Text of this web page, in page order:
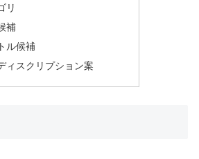
リ
補
ル候補
ィスクリプション案